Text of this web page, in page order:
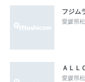
フジム
愛媛県
ＡＬＬ
愛媛県